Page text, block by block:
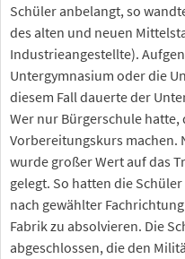
Schüler anbelangt, so
des alten und neuen
Industrieangestellte).
Untergymnasium oder die
diesem Fall dauerte der
Wer nur Bürgerschule
Vorbereitungskurs machen.
wurde großer Wert auf das
gelegt. So hatten die
nach gewählter
Fabrik zu absolvieren. Die
abgeschlossen, die den